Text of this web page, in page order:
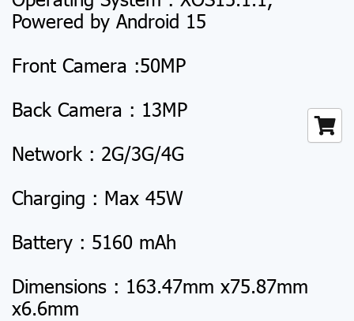
Powered by Android 15
Front Camera :50MP
Back Camera : 13MP
Network : 2G/3G/4G
Charging : Max 45W
Battery : 5160 mAh
Dimensions : 163.47mm x75.87mm
x6.6mm